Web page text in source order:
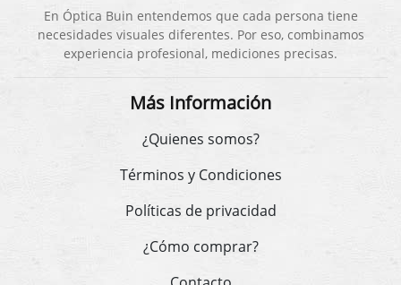
En Óptica Buin entendemos que cada persona tiene
necesidades visuales diferentes. Por eso, combinamos
experiencia profesional, mediciones precisas.
Más Información
¿Quienes somos?
Términos y Condiciones
Políticas de privacidad
¿Cómo comprar?